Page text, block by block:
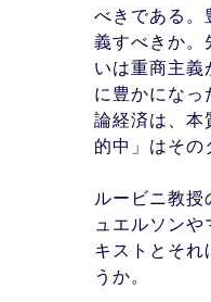
べきである。
義すべきか。
いは重商主義
に豊かになっ
論経済は、本
的中」はその
ルービニ教
ュエルソン
キストとそれ
うか。